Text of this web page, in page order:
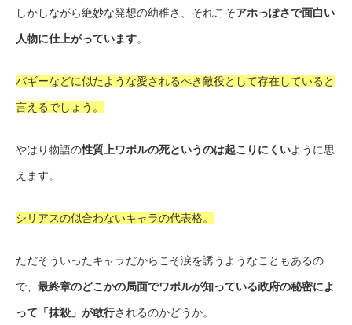
しかしながら絶妙な発想の幼稚さ、それこそアホっぽさで面白い
人物に仕上がっています。
バギーなどに似たような愛されるべき敵役として存在していると
言えるでしょう。
やはり物語の性質上ワポルの死というのは起こりにくいように思
えます。
シリアスの似合わないキャラの代表格。
ただそういったキャラだからこそ涙を誘うようなこともあるの
で、 最終章のどこかの局面でワポルが知っている政府の秘密によ
って「抹殺」が敢行されるのかどうか。